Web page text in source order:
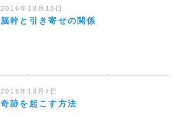
2016年10月13日
脳幹と引き寄せの関係
2016年10月7日
奇跡を起こす方法